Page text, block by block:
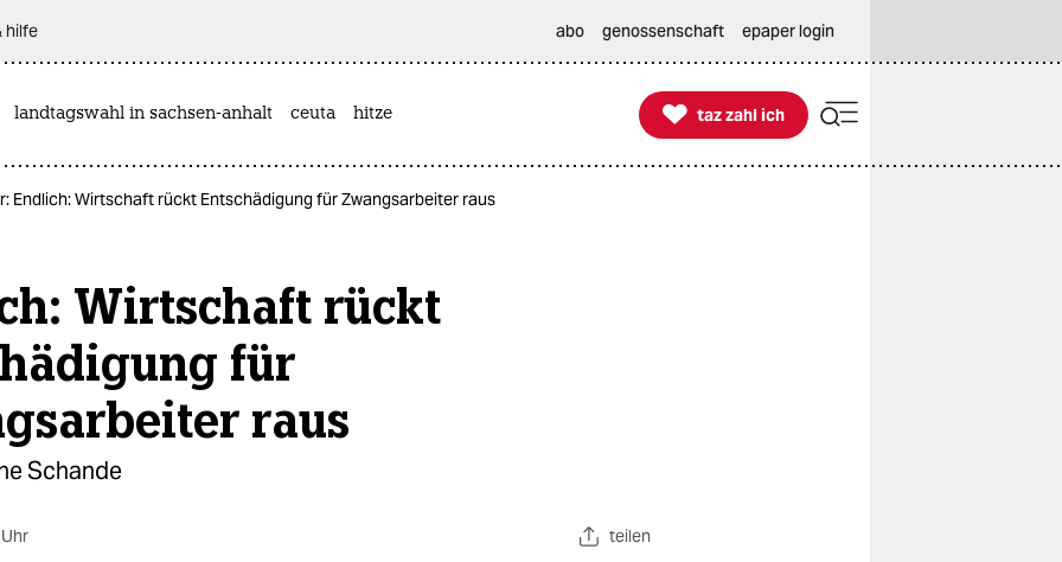
hilfe abo genossenschaft epaper login
landtagswahl in sachsen-anhalt ceuta hitze 
taz zahl ich
taz zahl ich
Endlich: Wirtschaft rückt Entschädigung für Zwangsarbeiter raus
Wirtschaft rückt
für
raus
Schande
teilen